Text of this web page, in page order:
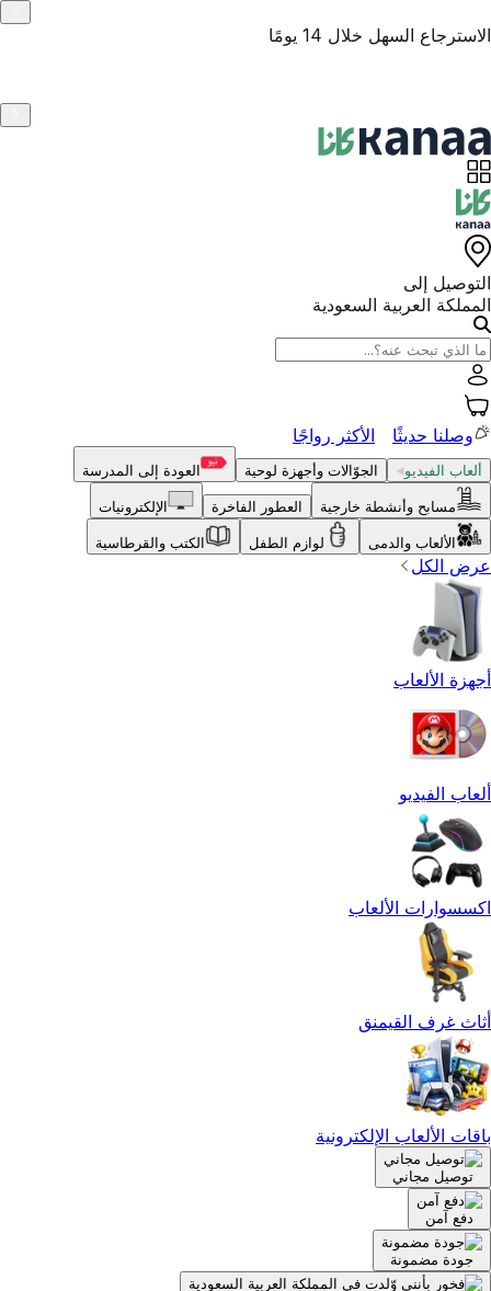
منتجات أصلية
التوصيل إلى
المملكة العربية السعودية
وصلنا حديثًا الأكثر رواجًا
ألعاب الفيديو الجوّالات وأجهزة لوحية العودة إلى المدرسة
مسابح وأنشطة خارجية العطور الفاخرة الإلكترونيات
الألعاب والدمى لوازم الطفل الكتب والقرطاسية
عرض الكل
أجهزة الألعاب
ألعاب الفيديو
اكسسوارات الألعاب
أثاث غرف القيمنق
باقات الألعاب الإلكترونية
توصيل مجاني
دفع آمن
جودة مضمونة